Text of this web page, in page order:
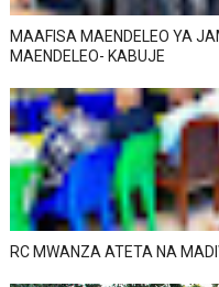
MAAFISA MAENDELEO YA
MAENDELEO- KABUJE
RC MWANZA ATETA NA